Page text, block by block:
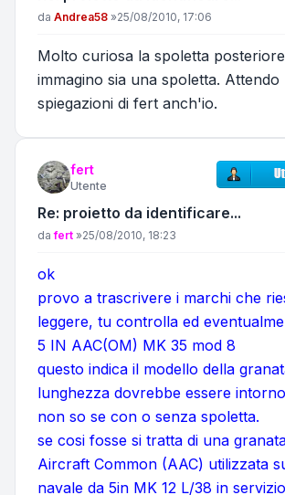
Messaggio
da Andrea58 »25/08/2010, 17:06
Molto curiosa la spoletta
immagino sia una spoletta. Attendo
spiegazioni di fert anch'io.
fert
Utente
Re: proietto da identificare...
Messaggio
dafert »25/08/2010, 18:23
ok
provo a trascrivere i marchi che
leggere, tu controlla ed
5 IN AAC(OM) MK 35 mod 8
questo indica il modello della
lunghezza dovrebbe essere
non so se con o senza spoletta.
se cosi fosse si tratta di una
Aircraft Common (AAC) utilizzata
navale da 5in MK 12 L/38 in